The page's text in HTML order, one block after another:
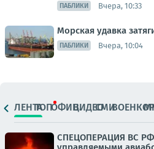
ПАБЛИКИ Вчера, 10:33
Морская удавка
ПАБЛИКИ Вчера, 10:04
ЛЕНТАТОПОФИЦ.ВИДЕОСМИ
СПЕЦОПЕРАЦИЯ ВС РФ